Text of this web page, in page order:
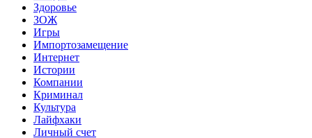
Здоровье
ЗОЖ
Игры
Импортозамещение
Интернет
Истории
Компании
Криминал
Культура
Лайфхаки
Личный счет